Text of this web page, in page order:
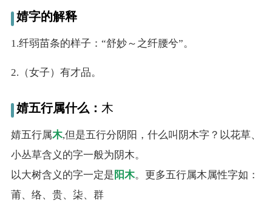
婧字的解释
1.纤弱苗条的样子：“舒妙～之纤腰兮”。
2.（女子）有才品。
婧五行属什么： 木
婧五行属木,但是五行分阴阳，什么叫阴木字？以花草、
小丛草含义的字一般为阴木。
以大树含义的字一定是 阳木。更多五行属木属性字如：
莆、络、贵、柒、群